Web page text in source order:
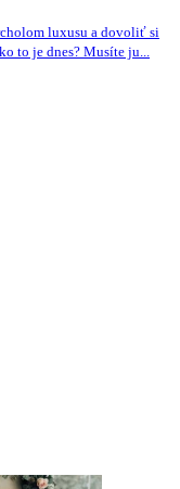
luxusu a dovoliť si
to je dnes? Musíte ju...